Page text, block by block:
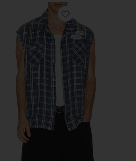
Favorite CAMISA